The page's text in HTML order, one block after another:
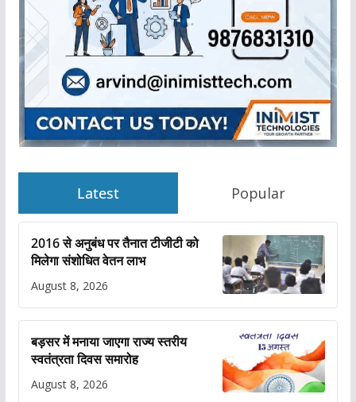
Latest Popular
2016 से अनुबंध पर तैनात टीजीटी को
मिलेगा संशोधित वेतन लाभ
August 8, 2026
बड़सर में मनाया जाएगा राज्य स्तरीय
स्वतंत्रता दिवस समारोह
August 8, 2026